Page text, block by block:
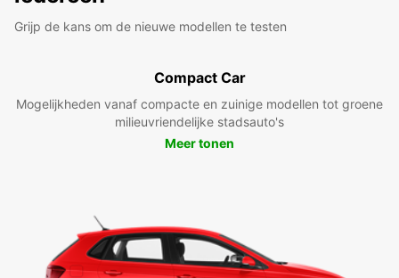
Grijp de kans om de nieuwe modellen te testen
Compact Car
Mogelijkheden vanaf compacte en zuinige modellen tot groene
milieuvriendelijke stadsauto's
Meer tonen